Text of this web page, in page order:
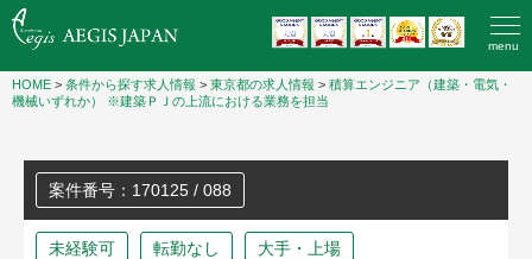
menu
HOME > 条件から探す求人情報 > 東京都の求人情報 > 積算エンジニア（建築・電気・
機械いずれか） ※建築ＰＪの上流における業務を担当
案件番号：170125 / 088
未経験可 転勤なし 大手・上場